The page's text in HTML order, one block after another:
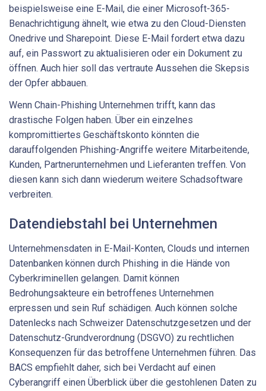
beispielsweise eine E-Mail, die einer Microsoft-365-
Benachrichtigung ähnelt, wie etwa zu den Cloud-Diensten
Onedrive und Sharepoint. Diese E-Mail fordert etwa dazu
auf, ein Passwort zu aktualisieren oder ein Dokument zu
öffnen. Auch hier soll das vertraute Aussehen die Skepsis
der Opfer abbauen.
Wenn Chain-Phishing Unternehmen trifft, kann das
drastische Folgen haben. Über ein einzelnes
kompromittiertes Geschäftskonto könnten die
darauffolgenden Phishing-Angriffe weitere Mitarbeitende,
Kunden, Partnerunternehmen und Lieferanten treffen. Von
diesen kann sich dann wiederum weitere Schadsoftware
verbreiten.
Datendiebstahl bei Unternehmen
Unternehmensdaten in E-Mail-Konten, Clouds und internen
Datenbanken können durch Phishing in die Hände von
Cyberkriminellen gelangen. Damit können
Bedrohungsakteure ein betroffenes Unternehmen
erpressen und sein Ruf schädigen. Auch können solche
Datenlecks nach Schweizer Datenschutzgesetzen und der
Datenschutz-Grundverordnung (DSGVO) zu rechtlichen
Konsequenzen für das betroffene Unternehmen führen. Das
BACS empfiehlt daher, sich bei Verdacht auf einen
Cyberangriff einen Überblick über die gestohlenen Daten zu